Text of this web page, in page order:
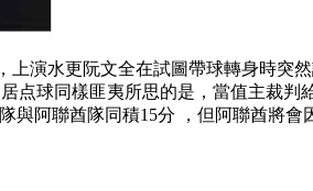
，上演水更阮文全在試圖帶球轉身時突
居点球同樣匪夷所思的是 ，當值主裁判
隊與阿聯酋隊同積15分 ，但阿聯酋將